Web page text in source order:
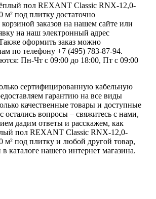
пол REXANT Classic RNX-12,0-
м² под плитку достаточно
корзиной заказов на нашем сайте или
на наш электронный адрес
оформить заказ можно
по телефону +7 (495) 783-87-94.
Пн-Чт с 09:00 до 18:00, Пт с 09:00
сертифицированную кабельную
гарантию на все виды
качественные товары и доступные
остались вопросы – свяжитесь с нами,
дадим ответы и расскажем, как
пол REXANT Classic RNX-12,0-
м² под плитку и любой другой товар,
каталоге нашего интернет магазина.